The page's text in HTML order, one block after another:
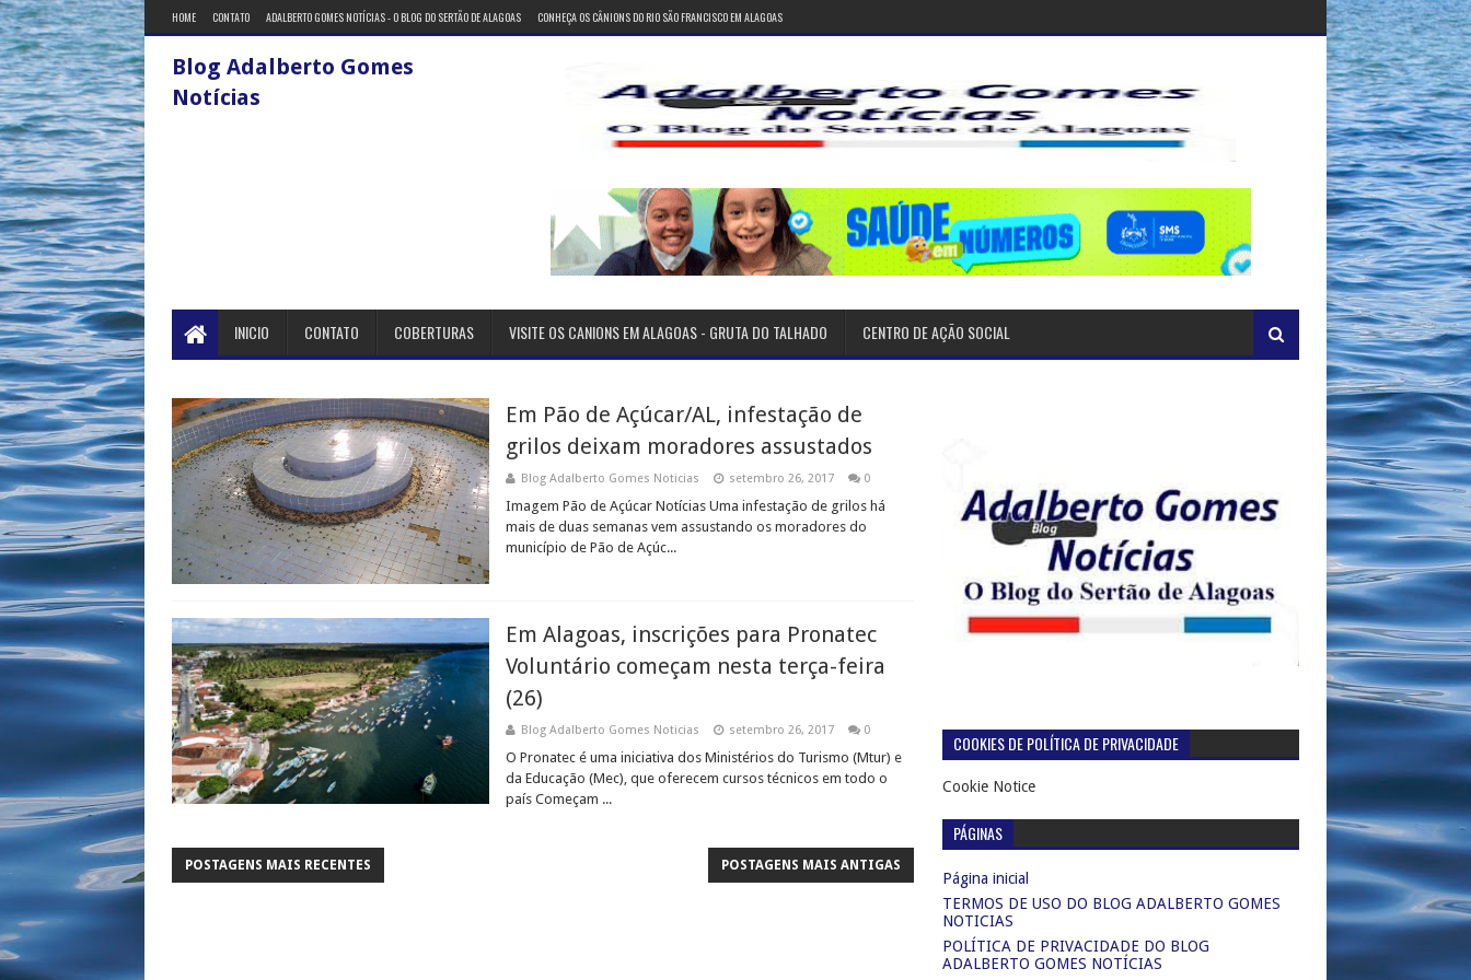
HOME CONTATO ADALBERTO GOMES NOTÍCIAS - O BLOG DO SERTÃO DE ALAGOAS CONHEÇA OS CÂNIONS DO RIO SÃO FRANCISCO EM ALAGOAS
Blog Adalberto Gomes
Notícias
INICIO CONTATO COBERTURAS VISITE OS CANIONS EM ALAGOAS - GRUTA DO TALHADO CENTRO DE AÇÃO SOCIAL
Em Pão de Açúcar/AL, infestação de
grilos deixam moradores assustados
Blog Adalberto Gomes Noticias setembro 26, 2017 0
Imagem Pão de Açúcar Notícias Uma infestação de grilos há
mais de duas semanas vem assustando os moradores do
município de Pão de Açúc...
Em Alagoas, inscrições para Pronatec
Voluntário começam nesta terça-feira
(26)
Blog Adalberto Gomes Noticias setembro 26, 2017 0
O Pronatec é uma iniciativa dos Ministérios do Turismo (Mtur) e
da Educação (Mec), que oferecem cursos técnicos em todo o
país Começam ...
POSTAGENS MAIS RECENTES POSTAGENS MAIS ANTIGAS
COOKIES DE POLÍTICA DE PRIVACIDADE
Cookie Notice
PÁGINAS
Página inicial
TERMOS DE USO DO BLOG ADALBERTO GOMES
NOTICIAS
POLÍTICA DE PRIVACIDADE DO BLOG
ADALBERTO GOMES NOTÍCIAS